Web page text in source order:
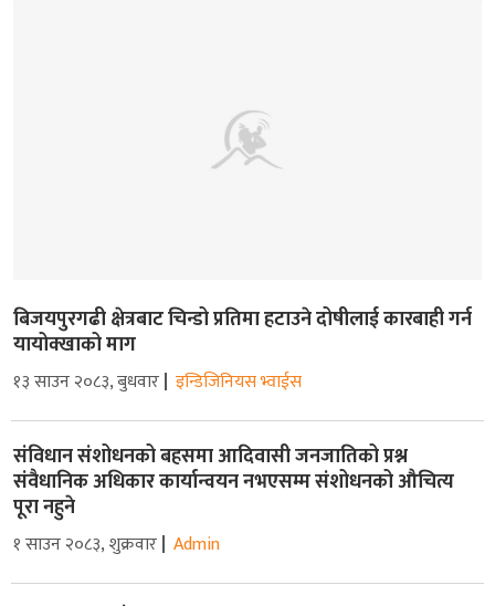
बिजयपुरगढी क्षेत्रबाट चिन्डो प्रतिमा हटाउने दोषीलाई कारबाही गर्न
यायोक्खाको माग
१३ साउन २०८३, बुधवार इन्डिजिनियस भ्वाईस
संविधान संशोधनको बहसमा आदिवासी जनजातिको प्रश्न
संवैधानिक अधिकार कार्यान्वयन नभएसम्म संशोधनको औचित्य
पूरा नहुने
१ साउन २०८३, शुक्रवार Admin